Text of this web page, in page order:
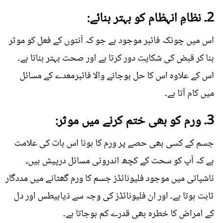
2۔ نظامِ انہظام کو بہتر بنائے:
اس میں چونکہ فائبر موجود ہے جو کہ آنتوں کے فعل کو موثر
بنا کر قبض کی شکایت دور کرتا ہے اور صحت بہتر بناتا ہے۔
اس کے علاوہ اس کا حل ہوجانے والا فائبرمعدے کے مسائل
میں کام آتا ہے۔
3۔ ورم کو بھی ختم کرنے میں موثر:
جسم کے کسی بھی حصے پر ورم کا ہونا اس بات کی علامت
ہے کہ آپ کو سحت کے کچھ اندرونی مسائل درپیش ہیں،
ناشپاتی میں موجود فلیونائڈز جسم کا ورم گھٹانے میں مددگار
ثابت ہوتا ہے۔ اور ان فلیونائڈز کی وجہ سے ذیابیطس اور دل
کے امراض کا خطرہ بھی قدرے کم ہوجاتا ہے۔